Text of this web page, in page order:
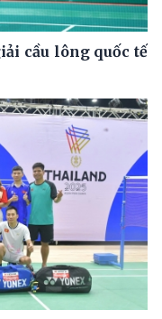
cầu lông quốc tế